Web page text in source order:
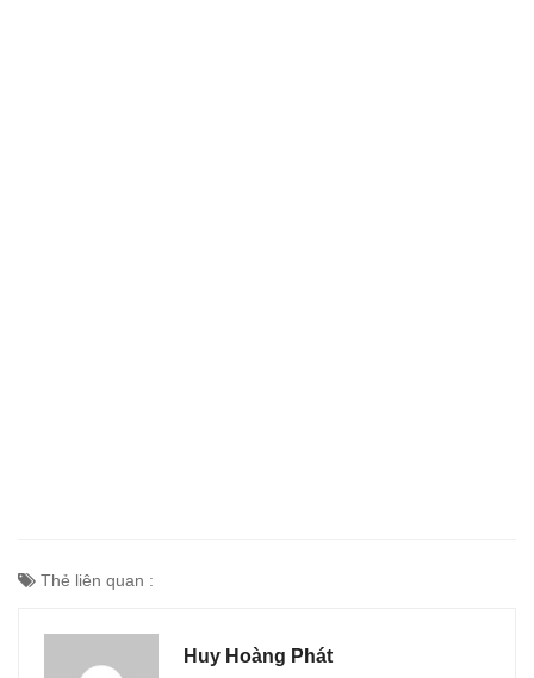
Thẻ liên quan :
Huy Hoàng Phát